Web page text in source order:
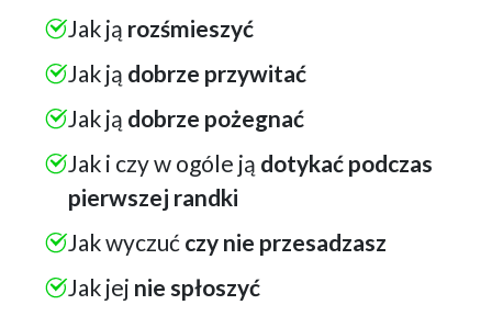
Jak ją rozśmieszyć
Jak ją dobrze przywitać
Jak ją dobrze pożegnać
Jak i czy w ogóle ją dotykać podczas
pierwszej randki
Jak wyczuć czy nie przesadzasz
Jak jej nie spłoszyć